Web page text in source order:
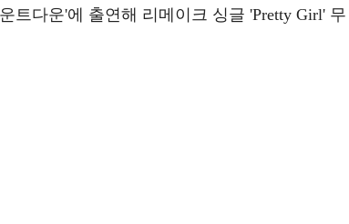
트다운'에 출연해 리메이크 싱글 'Pretty Girl' 무